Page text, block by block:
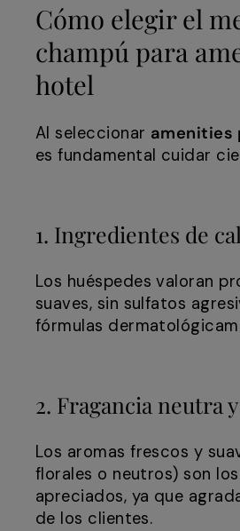
Cómo elegir el
champú para
hotel
Al seleccionar amenities
es fundamental cuidar
1. Ingredientes de
Los huéspedes valoran
suaves, sin sulfatos
fórmulas
2. Fragancia neutra
Los aromas frescos y
florales o neutros) son
apreciados, ya que
de los clientes.